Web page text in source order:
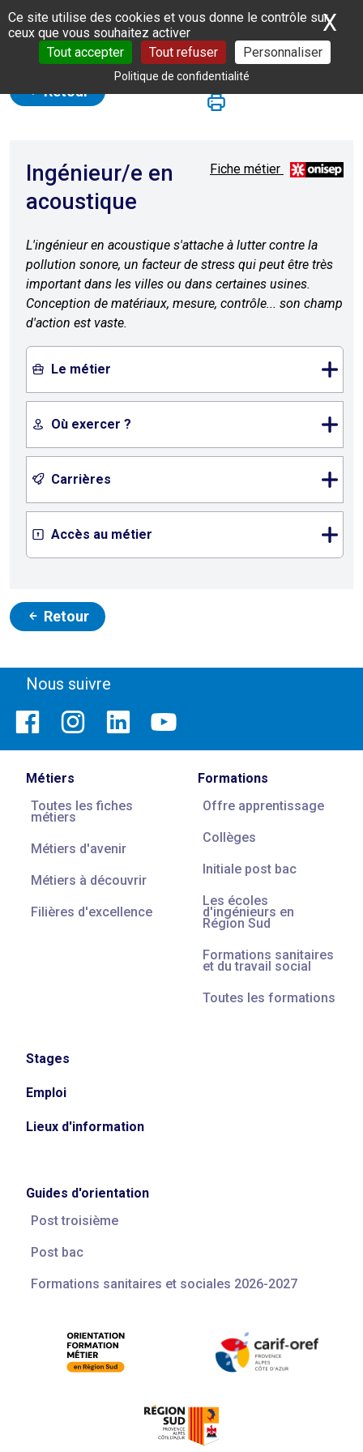
Panneau de gestion des cookies
Ce site utilise des cookies et vous donne le contrôle sur
ceux que vous souhaitez activer
Tout accepter
Tout refuser Personnaliser
Politique de confidentialité
X
Retour
Ingénieur/e en
acoustique
Fiche métier
L'ingénieur en acoustique s'attache à lutter contre la
pollution sonore, un facteur de stress qui peut être très
important dans les villes ou dans certaines usines.
Conception de matériaux, mesure, contrôle... son champ
d'action est vaste.
Le métier
Où exercer ?
Carrières
Accès au métier
Retour
Nous suivre
Métiers
Toutes les fiches
métiers
Métiers d'avenir
Métiers à découvrir
Filières d'excellence
Formations
Offre apprentissage
Collèges
Initiale post bac
Les écoles
d'ingénieurs en
Région Sud
Formations sanitaires
et du travail social
Toutes les formations
Stages
Emploi
Lieux d'information
Guides d'orientation
Post troisième
Post bac
Formations sanitaires et sociales 2026-2027